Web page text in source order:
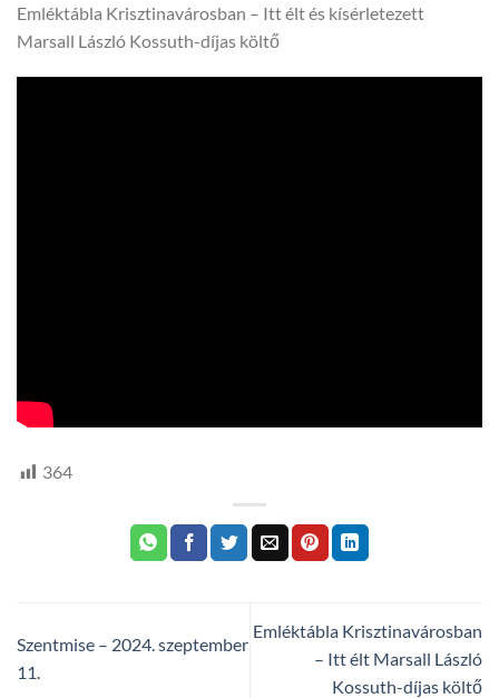
Emléktábla Krisztinavárosban – Itt élt és kísérletezett
Marsall László Kossuth-díjas költő
364
Szentmise – 2024. szeptember
11.
Emléktábla Krisztinavárosban
– Itt élt Marsall László
Kossuth-díjas költő